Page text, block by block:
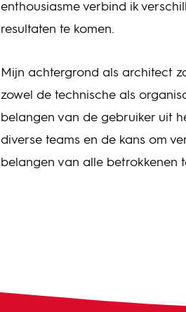
enthousiasme verbind ik
resultaten te komen.
Mijn achtergrond als architect
zowel de technische als
belangen van de gebruiker uit
diverse teams en de kans om
belangen van alle betrokkenen